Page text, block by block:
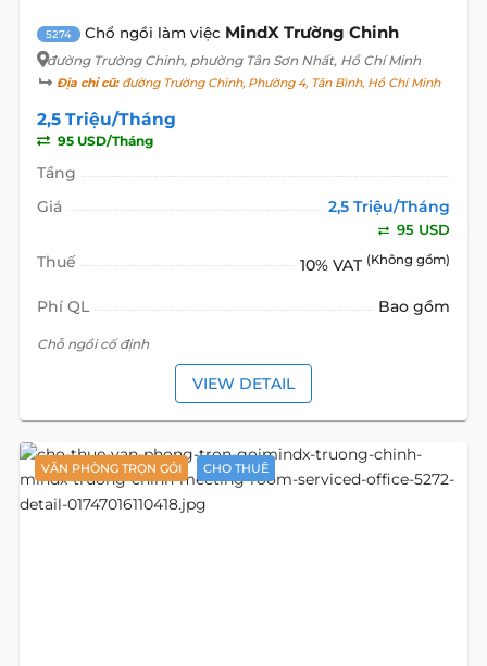
5274 Chổ ngồi làm việc MindX Trường Chinh
đường Trường Chinh, phường Tân Sơn Nhất, Hồ Chí Minh
Địa chỉ cũ:đường Trường Chinh, Phường 4, Tân Bình, Hồ Chí Minh
2,5 Triệu/Tháng
95 USD/Tháng
Tầng
Giá
2,5 Triệu/Tháng
95 USD
Thuế 10% VAT (Không gồm)
Phí QL Bao gồm
Chỗ ngồi cố định
VIEW DETAIL
VĂN PHÒNG TRỌN GÓI CHO THUÊ